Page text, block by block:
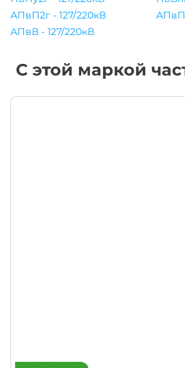
АПвП2г - 127/220кВ
АПвВ - 127/220кВ
С этой маркой